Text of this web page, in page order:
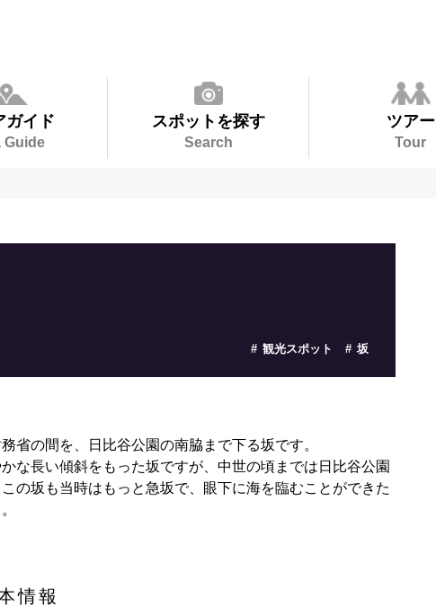
ガイド
Guide
スポットを探す
Search
ツアー
Tour
観光スポット 坂
省の間を、日比谷公園の南脇まで下る坂です。
な長い傾斜をもった坂ですが、中世の頃までは日比谷公園
の坂も当時はもっと急坂で、眼下に海を臨むことができた
情報